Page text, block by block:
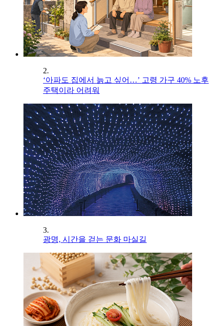
2.
‘아파도 집에서 늙고 싶어…’ 고령 가구 40% 노후
주택이라 어려워
3.
광명, 시간을 걷는 문화 마실길